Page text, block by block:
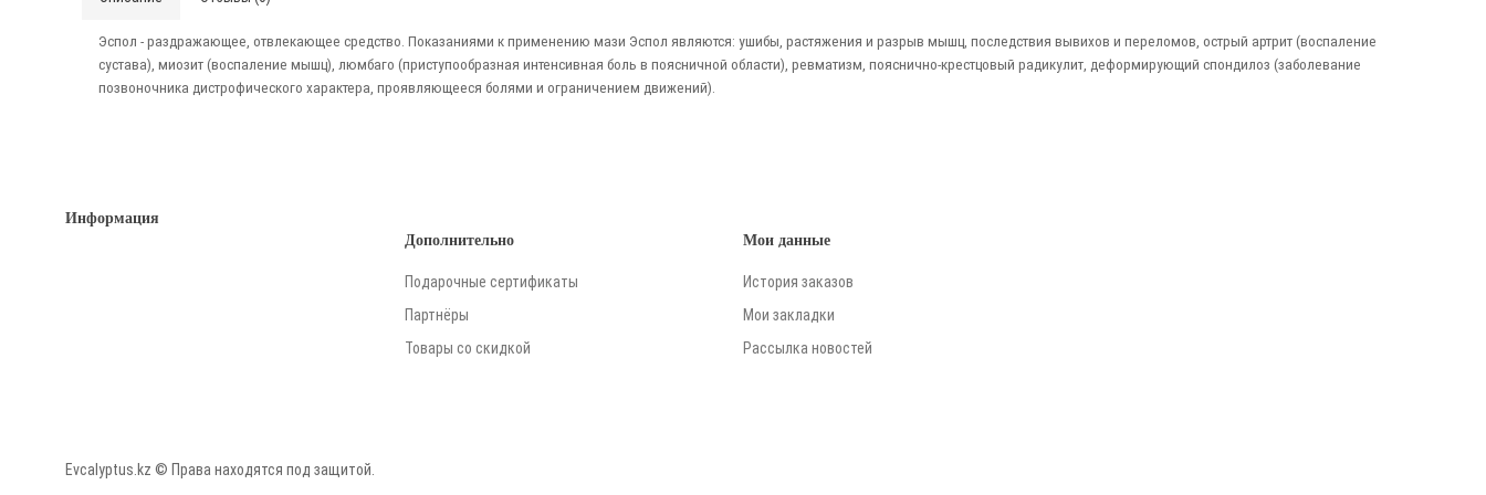
Эспол - раздражающее, отвлекающее средство. Показаниями к применению мази Эспол являются: ушибы, растяжения и разрыв мышц, последствия вывихов и переломов, острый артрит (воспаление
сустава), миозит (воспаление мышц), люмбаго (приступообразная интенсивная боль в поясничной области), ревматизм, пояснично-крестцовый радикулит, деформирующий спондилоз (заболевание
позвоночника дистрофического характера, проявляющееся болями и ограничением движений).
Информация
Дополнительно
Подарочные сертификаты
Партнёры
Товары со скидкой
Мои данные
История заказов
Мои закладки
Рассылка новостей
Evcalyptus.kz © Права находятся под защитой.